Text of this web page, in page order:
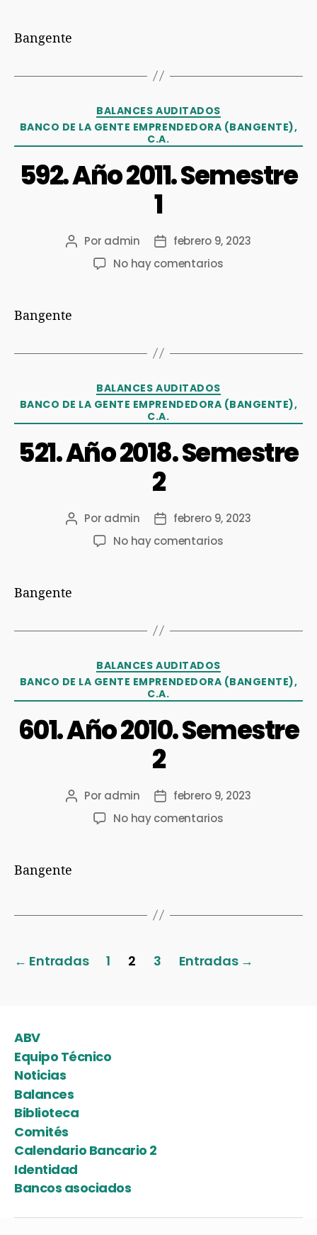
Bangente
BALANCES AUDITADOS
BANCO DE LA GENTE EMPRENDEDORA (BANGENTE),
C.A.
592. Año 2011. Semestre
1
Por admin
febrero 9, 2023
No hay comentarios
Bangente
BALANCES AUDITADOS
BANCO DE LA GENTE EMPRENDEDORA (BANGENTE),
C.A.
521. Año 2018. Semestre
2
Por admin
febrero 9, 2023
No hay comentarios
Bangente
BALANCES AUDITADOS
BANCO DE LA GENTE EMPRENDEDORA (BANGENTE),
C.A.
601. Año 2010. Semestre
2
Por admin
febrero 9, 2023
No hay comentarios
Bangente
← Entradas 1 2 3 Entradas →
ABV
Equipo Técnico
Noticias
Balances
Biblioteca
Comités
Calendario Bancario 2
Identidad
Bancos asociados